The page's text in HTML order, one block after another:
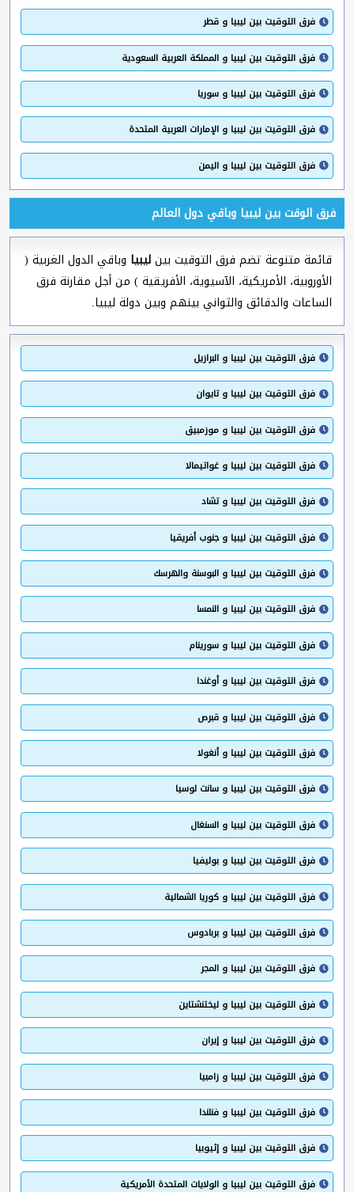
فرق التوقيت بين ليبيا و قطر
فرق التوقيت بين ليبيا و المملكة العربية السعودية
فرق التوقيت بين ليبيا و سوريا
فرق التوقيت بين ليبيا و الإمارات العربية المتحدة
فرق التوقيت بين ليبيا و اليمن
فرق الوقت بين ليبيا وباقي دول العالم
قائمة متنوعة تضم فرق التوقيت بينليبيا وباقي الدول الغربية (
الأوروبية، الأمريكية، الآسيوية، الأفريقية ) من أجل مقارنة فرق
الساعات والدقائق والثواني بينهم وبين دولة ليبيا.
فرق التوقيت بين ليبيا و البرازيل
فرق التوقيت بين ليبيا و تايوان
فرق التوقيت بين ليبيا و موزمبيق
فرق التوقيت بين ليبيا و غواتيمالا
فرق التوقيت بين ليبيا و تشاد
فرق التوقيت بين ليبيا و جنوب أفريقيا
فرق التوقيت بين ليبيا و البوسنة والهرسك
فرق التوقيت بين ليبيا و النمسا
فرق التوقيت بين ليبيا و سورينام
فرق التوقيت بين ليبيا و أوغندا
فرق التوقيت بين ليبيا و قبرص
فرق التوقيت بين ليبيا و أنغولا
فرق التوقيت بين ليبيا و سانت لوسيا
فرق التوقيت بين ليبيا و السنغال
فرق التوقيت بين ليبيا و بوليفيا
فرق التوقيت بين ليبيا و كوريا الشمالية
فرق التوقيت بين ليبيا و بربادوس
فرق التوقيت بين ليبيا و المجر
فرق التوقيت بين ليبيا و ليختنشتاين
فرق التوقيت بين ليبيا و إيران
فرق التوقيت بين ليبيا و زامبيا
فرق التوقيت بين ليبيا و فنلندا
فرق التوقيت بين ليبيا و إثيوبيا
فرق التوقيت بين ليبيا و الولايات المتحدة الأمريكية